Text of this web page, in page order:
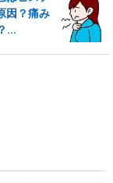
因？痛み
...